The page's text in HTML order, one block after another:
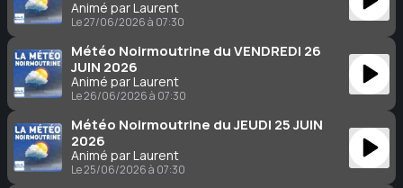
Animé par Laurent
Le 27/06/2026 à 07:30
Météo Noirmoutrine du VENDREDI 26
JUIN 2026
Animé par Laurent
Le 26/06/2026 à 07:30
Météo Noirmoutrine du JEUDI 25 JUIN
2026
Animé par Laurent
Le 25/06/2026 à 07:30